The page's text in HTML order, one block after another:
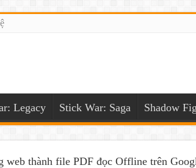
Legacy Stick War: Saga Shadow
web thành file PDF đọc Offline trên